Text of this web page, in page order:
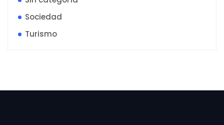
Sociedad
Turismo